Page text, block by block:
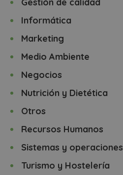
Informática
Marketing
Medio Ambiente
Negocios
Nutrición y Dietética
Otros
Recursos Humanos
Sistemas y operaciones
Turismo y Hostelería